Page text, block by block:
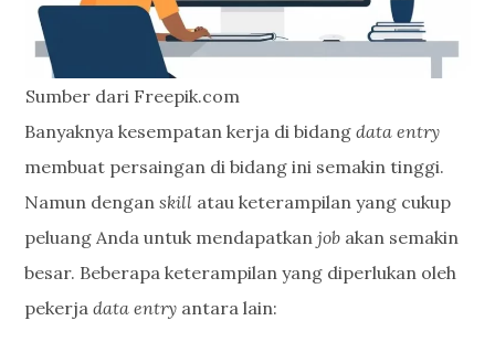
Sumber dari Freepik.com
Banyaknya kesempatan kerja di bidangdata entry
membuat persaingan di bidang ini semakin tinggi.
Namun denganskill atau keterampilan yang cukup
peluang Anda untuk mendapatkanjob akan semakin
besar. Beberapa keterampilan yang diperlukan oleh
pekerjadata entry antara lain: